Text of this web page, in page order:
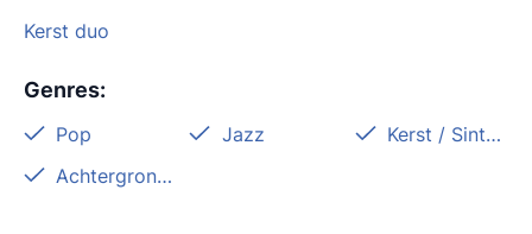
Kerst duo
Genres:
Pop Jazz
Kerst / Sinterklaas
Achtergrondmuziek